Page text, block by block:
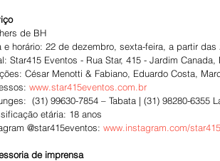
de BH
e horário: 22 de dezembro, sexta-feira, a partir das
Star415 Eventos - Rua Star, 415 - Jardim Canada,
César Menotti & Fabiano, Eduardo Costa,
www.star415eventos.com.br
(31) 99630-7854 – Tabata | (31) 98280-6355
etária: 18 anos
@star415eventos: www.instagram.com/
de imprensa